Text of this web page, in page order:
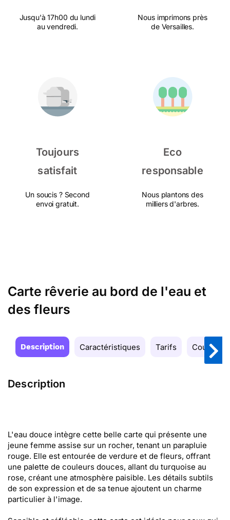
Jusqu'à 17h00 du lundi
au vendredi.
Nous imprimons près
de Versailles.
Toujours
satisfait
Un soucis ? Second
envoi gratuit.
Eco
responsable
Nous plantons des
milliers d'arbres.
Carte rêverie au bord de l'eau et
des fleurs
Description Caractéristiques Tarifs Couleurs
Description
L'eau douce intègre cette belle carte qui présente une
jeune femme assise sur un rocher, tenant un parapluie
rouge. Elle est entourée de verdure et de fleurs, offrant
une palette de couleurs douces, allant du turquoise au
rose, créant une atmosphère paisible. Les détails subtils
de son expression et de sa tenue ajoutent un charme
particulier à l'image.